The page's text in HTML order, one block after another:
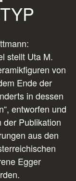
stellt Uta M.
von
Ende der
in dessen
entworfen und
der Publikation
aus den
Egger